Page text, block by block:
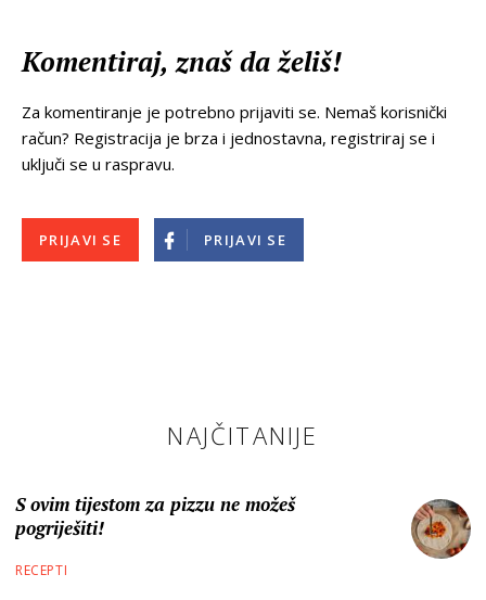
Komentiraj, znaš da želiš!
Za komentiranje je potrebno prijaviti se. Nemaš korisnički
račun? Registracija je brza i jednostavna, registriraj se i
uključi se u raspravu.
PRIJAVI SE PRIJAVI SE
NAJČITANIJE
S ovim tijestom za pizzu ne možeš
pogriješiti!
RECEPTI